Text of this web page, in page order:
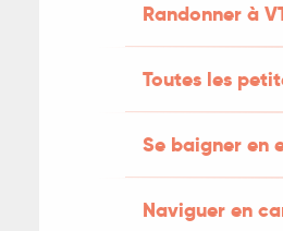
Randonner à
Toutes les
Se baigner en
Naviguer en